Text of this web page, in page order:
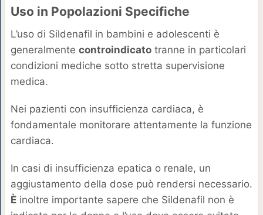
Uso in Popolazioni Specifiche
L’uso di Sildenafil in bambini e adolescenti è
generalmente controindicatotranne in particolari
condizioni mediche sotto stretta supervisione
medica.
Nei pazienti con insufficienza cardiaca, è
fondamentale monitorare attentamente la funzione
cardiaca.
In casi di insufficienza epatica o renale, un
aggiustamento della dose può rendersi necessario.
Èinoltre importante sapere che Sildenafil non è